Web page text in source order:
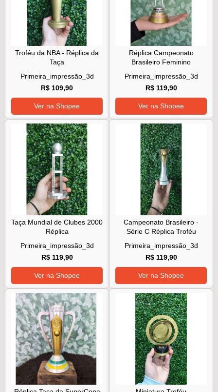
Troféu da NBA - Réplica da
Taça
Primeira_impressão_3d
R$ 109,90
Ver na Shopee
Réplica Campeonato
Brasileiro Feminino
Primeira_impressão_3d
R$ 119,90
Ver na Shopee
Taça Mundial de Clubes 2000
Réplica
Primeira_impressão_3d
R$ 119,90
Ver na Shopee
Campeonato Brasileiro -
Série C Réplica Troféu
Primeira_impressão_3d
R$ 119,90
Ver na Shopee